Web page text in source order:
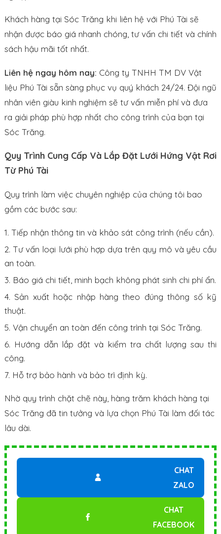
Khách hàng tại Sóc Trăng khi liên hệ với Phú Tài sẽ
nhận được báo giá nhanh chóng, tư vấn chi tiết và chính
sách hậu mãi tốt nhất.
Liên hệ ngay hôm nay: Công ty TNHH TM DV Vật
liệu Phú Tài sẵn sàng phục vụ quý khách 24/24. Đội ngũ
nhân viên giàu kinh nghiệm sẽ tư vấn miễn phí và đưa
ra giải pháp phù hợp nhất cho công trình của bạn tại
Sóc Trăng.
Quy Trình Cung Cấp Và Lắp Đặt Lưới Hứng Vật Rơi
Từ Phú Tài
Quy trình làm việc chuyên nghiệp của chúng tôi bao
gồm các bước sau:
Tiếp nhận thông tin và khảo sát công trình (nếu cần).
Tư vấn loại lưới phù hợp dựa trên quy mô và yêu cầu
an toàn.
Báo giá chi tiết, minh bạch không phát sinh chi phí ẩn.
Sản xuất hoặc nhập hàng theo đúng thông số kỹ
thuật.
Vận chuyển an toàn đến công trình tại Sóc Trăng.
Hướng dẫn lắp đặt và kiểm tra chất lượng sau thi
công.
Hỗ trợ bảo hành và bảo trì định kỳ.
Nhờ quy trình chặt chẽ này, hàng trăm khách hàng tại
Sóc Trăng đã tin tưởng và lựa chọn Phú Tài làm đối tác
lâu dài.
CHAT
ZALO
CHAT
FACEBOOK